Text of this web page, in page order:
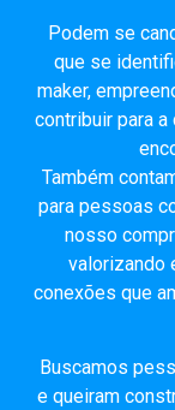
Podem se
que se
maker,
contribuir para
Também
para pessoas
nosso
valorizando
conexões que
Buscamos
e queiram